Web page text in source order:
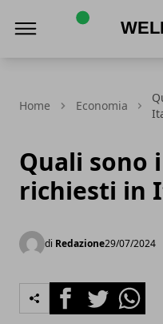
Home Economia
Quali sono
richiesti in
di Redazione29/07/2024
FacebookTwitter